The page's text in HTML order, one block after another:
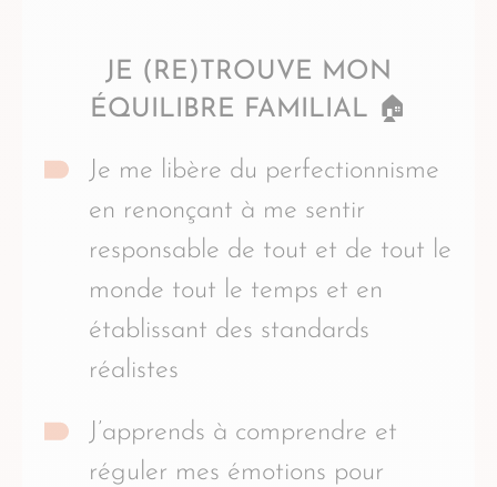
JE (RE)TROUVE MON
ÉQUILIBRE FAMILIAL 🏠
Je me libère du perfectionnisme
en renonçant à me sentir
responsable de tout et de tout le
monde tout le temps et en
établissant des standards
réalistes
J’apprends à comprendre et
réguler mes émotions pour